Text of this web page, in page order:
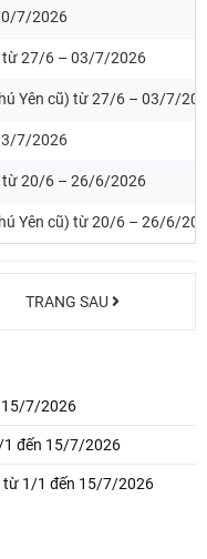
7/2026
từ 27/6 – 03/7/2026
Yên cũ) từ 27/6 – 03/7/
7/2026
từ 20/6 – 26/6/2026
Yên cũ) từ 20/6 – 26/6/
TRANG SAU
15/7/2026
1 đến 15/7/2026
từ 1/1 đến 15/7/2026